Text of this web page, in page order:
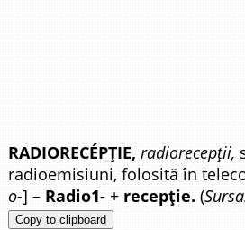
RADIORECÉPȚIE, radiorecepții,
radioemisiuni, folosită în
o-] – Radio1- + recepție. (
Copy to clipboard